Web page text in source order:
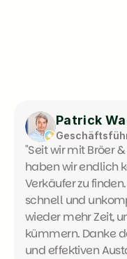
Wir
Patrick
"Seit wir mit Bröer
haben wir endlich
Verkäufer zu
schnell und
wieder mehr Zeit,
kümmern. Danke
und effektiven